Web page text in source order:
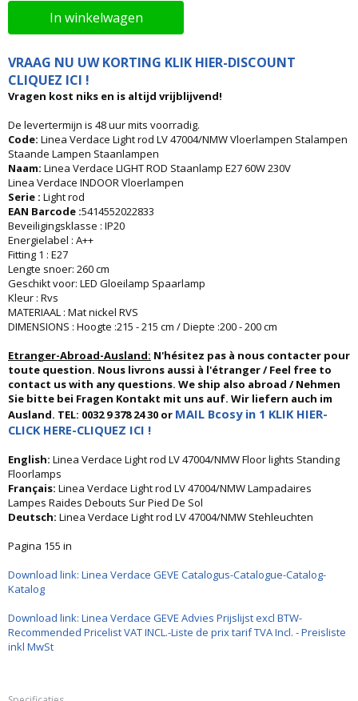
In winkelwagen
VRAAG NU UW KORTING KLIK HIER-DISCOUNT
CLIQUEZ ICI !
Vragen kost niks en is altijd vrijblijvend!
De levertermijn is 48 uur mits voorradig.
Code: Linea Verdace Light rod LV 47004/NMW Vloerlampen Stalampen
Staande Lampen Staanlampen
Naam: Linea Verdace LIGHT ROD Staanlamp E27 60W 230V
Linea Verdace INDOOR Vloerlampen
Serie : Light rod
EAN Barcode :5414552022833
Beveiligingsklasse : IP20
Energielabel : A++
Fitting 1 : E27
Lengte snoer: 260 cm
Geschikt voor: LED Gloeilamp Spaarlamp
Kleur : Rvs
MATERIAAL : Mat nickel RVS
DIMENSIONS : Hoogte :215 - 215 cm / Diepte :200 - 200 cm
Etranger-Abroad-Ausland: N'hésitez pas à nous contacter pour
toute question. Nous livrons aussi à l'étranger / Feel free to
contact us with any questions. We ship also abroad / Nehmen
Sie bitte bei Fragen Kontakt mit uns auf. Wir liefern auch im
Ausland. TEL: 0032 9 378 24 30 or MAIL Bcosy in 1 KLIK HIER-
CLICK HERE-CLIQUEZ ICI !
English: Linea Verdace Light rod LV 47004/NMW Floor lights Standing
Floorlamps
Français: Linea Verdace Light rod LV 47004/NMW Lampadaires
Lampes Raides Debouts Sur Pied De Sol
Deutsch: Linea Verdace Light rod LV 47004/NMW Stehleuchten
Pagina 155 in
Download link: Linea Verdace GEVE Catalogus-Catalogue-Catalog-
Katalog
Download link: Linea Verdace GEVE Advies Prijslijst excl BTW-
Recommended Pricelist VAT INCL.-Liste de prix tarif TVA Incl. - Preisliste
inkl MwSt